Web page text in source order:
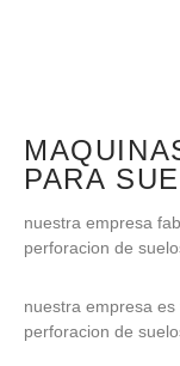
PARA
nuestra empresa
perforacion de
nuestra empresa
perforacion de